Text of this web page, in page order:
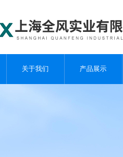
关于我们 产品展示